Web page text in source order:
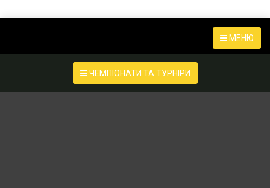
МЕНЮ
ЧЕМПІОНАТИ ТА ТУРНІРИ